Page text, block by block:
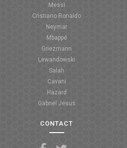
Messi
Cristiano Ronaldo
Neymar
Mbappé
Griezmann
Lewandowski
Salah
Cavani
Hazard
Gabriel Jesus
CONTACT